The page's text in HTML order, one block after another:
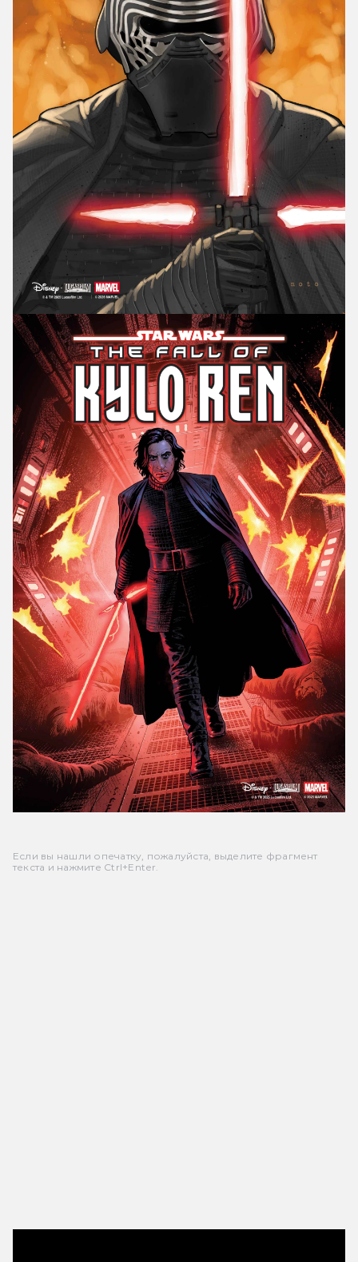
Если вы нашли опечатку, пожалуйста, выделите фрагмент
текста и нажмите Ctrl+Enter.